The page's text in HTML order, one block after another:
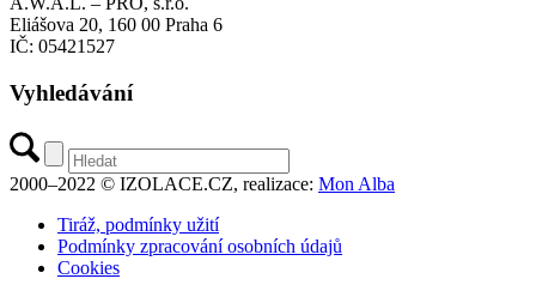
Eliášova 20, 160 00 Praha 6
IČ: 05421527
Vyhledávání
2000–2022 © IZOLACE.CZ, realizace: Mon Alba
Tiráž, podmínky užití
Podmínky zpracování osobních údajů
Cookies